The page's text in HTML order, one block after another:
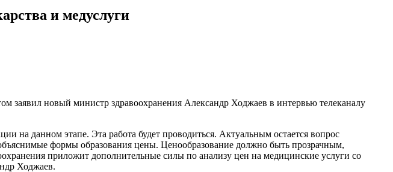
и медуслуги
заявил новый министр здравоохранения Александр Ходжаев в интервью телеканалу
на данном этапе. Эта работа будет проводиться. Актуальным остается вопрос
формы образования цены. Ценообразование должно быть прозрачным,
приложит дополнительные силы по анализу цен на медицинские услуги со
Ходжаев.